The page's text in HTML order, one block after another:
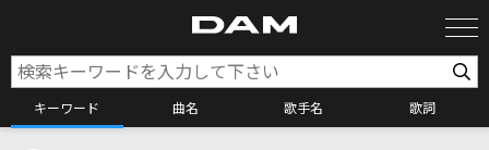
キーワード 曲名 歌手名 歌詞